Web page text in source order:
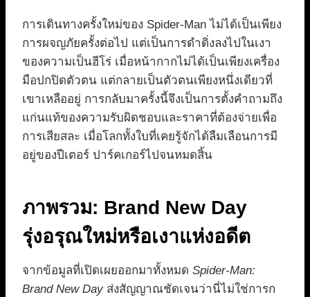
การเดินทางครั้งใหม่ของ Spider-Man ไม่ได้เป็นเพียง
การผจญภัยครั้งต่อไป แต่เป็นการดำดิ่งลงไปในเงา
ของความเป็นฮีโร่ เมื่อหน้ากากไม่ได้เป็นเพียงเครื่อง
มือปกปิดตัวตน แต่กลายเป็นตัวตนเพียงหนึ่งเดียวที่
เขาเหลืออยู่ การกลับมาครั้งนี้จึงเป็นการตั้งคำถามถึง
แก่นแท้ของความรับผิดชอบและราคาที่ต้องจ่ายเพื่อ
การเสียสละ เมื่อโลกทั้งใบที่เคยรู้จักได้ลืมเลือนการมี
อยู่ของปีเตอร์ ปาร์คเกอร์ไปจนหมดสิ้น
ภาพรวม: Brand New Day
รุ่งอรุณใหม่หรือเงาแห่งอดีต
จากข้อมูลที่เปิดเผยออกมาทั้งหมด Spider-Man:
Brand New Day ส่งสัญญาณชัดเจนว่านี่ไม่ใช่การก